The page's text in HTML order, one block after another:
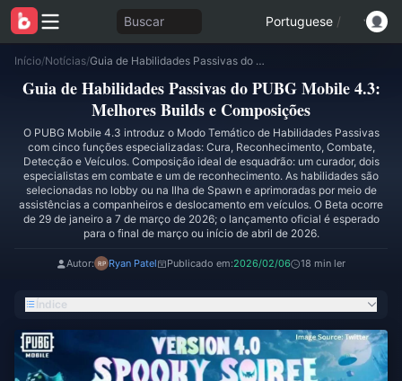
Buscar Portuguese /
Início/Notícias/ Guia de Habilidades Passivas do PUBG Mobile 4.3: Melhores Builds e Composições
Guia de Habilidades Passivas do PUBG Mobile 4.3:
Melhores Builds e Composições
O PUBG Mobile 4.3 introduz o Modo Temático de Habilidades Passivas
com cinco funções especializadas: Cura, Reconhecimento, Combate,
Detecção e Veículos. Composição ideal de esquadrão: um curador, dois
especialistas em combate e um de reconhecimento. As habilidades são
selecionadas no lobby ou na Ilha de Spawn e aprimoradas por meio de
assistências a companheiros e deslocamento em veículos. O Beta ocorre
de 29 de janeiro a 7 de março de 2026; o lançamento oficial é esperado
para o final de março ou início de abril de 2026.
Autor: Ryan Patel Publicado em:2026/02/06 18 min ler
Índice